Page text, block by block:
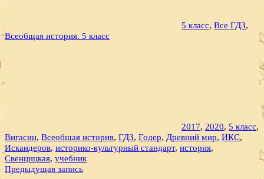
5 класс, Все ГДЗ,
Всеобщая история. 5 класс
2017, 2020, 5 класс,
Вигасин, Всеобщая история, ГДЗ, Годер, Древний мир, ИКС,
Искандеров, историко-культурный стандарт, история,
Свенцицкая, учебник
Навигация
Предыдущая запись